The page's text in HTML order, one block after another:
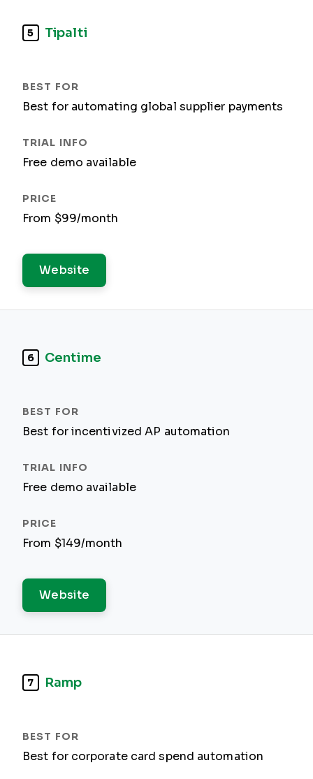
5 Tipalti
Best for automating global supplier payments
Free demo available
From $99/month
Website
6 Centime
Best for incentivized AP automation
Free demo available
From $149/month
Website
7 Ramp
Best for corporate card spend automation